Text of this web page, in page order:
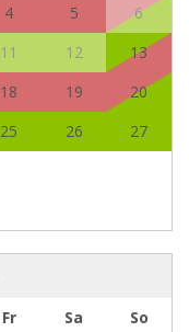
4 5
6
11 12
13
18 19
20
25 26
27
Fr Sa
So